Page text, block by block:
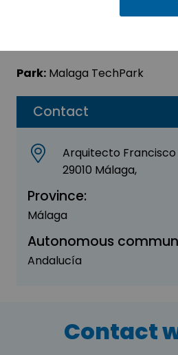
Contact
Arquitecto Francisco
29010 Málaga,
Province:
Málaga
Autonomous
Andalucía
Park: Malaga TechPark
Contact